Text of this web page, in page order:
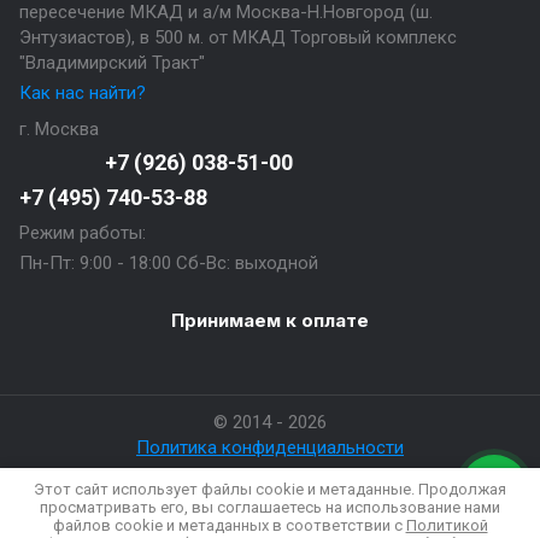
пересечение МКАД и а/м Москва-Н.Новгород (ш.
Энтузиастов), в 500 м. от МКАД Торговый комплекс
"Владимирский Тракт"
Как нас найти?
г. Москва
+7 (926) 038-51-00
+7 (495) 740-53-88
Режим работы:
Пн-Пт: 9:00 - 18:00 Сб-Вс: выходной
Принимаем к оплате
© 2014 - 2026
Политика конфиденциальности
Этот сайт использует файлы cookie и метаданные. Продолжая
просматривать его, вы соглашаетесь на использование нами
файлов cookie и метаданных в соответствии с Политикой